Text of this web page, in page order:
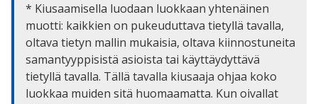
* Kiusaamisella luodaan luokkaan yhtenäinen
muotti: kaikkien on pukeuduttava tietyllä tavalla,
oltava tietyn mallin mukaisia, oltava kiinnostuneita
samantyyppisistä asioista tai käyttäydyttävä
tietyllä tavalla. Tällä tavalla kiusaaja ohjaa koko
luokkaa muiden sitä huomaamatta. Kun oivallat